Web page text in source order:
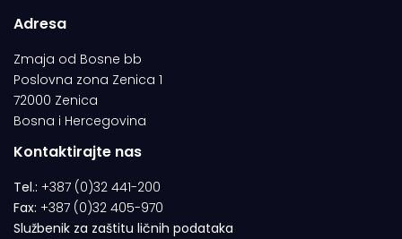
Adresa
Zmaja od Bosne bb
Poslovna zona Zenica 1
72000 Zenica
Bosna i Hercegovina
Kontaktirajte nas
Tel.: +387 (0)32 441-200
Fax: +387 (0)32 405-970
Službenik za zaštitu ličnih podataka